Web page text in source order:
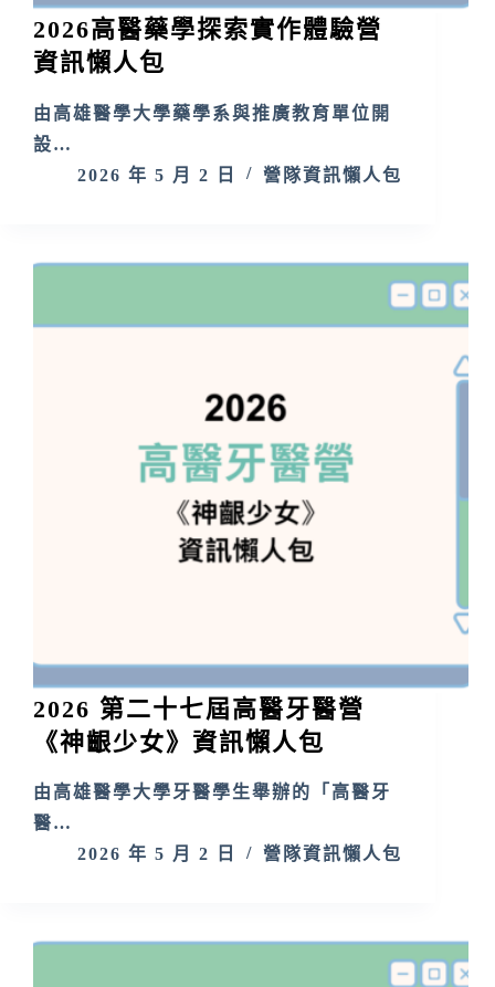
2026高醫藥學探索實作體驗營
資訊懶人包
由高雄醫學大學藥學系與推廣教育單位開
設…
2026 年 5 月 2 日
營隊資訊懶人包
2026 第二十七屆高醫牙醫營
《神齦少女》資訊懶人包
由高雄醫學大學牙醫學生舉辦的「高醫牙
醫…
2026 年 5 月 2 日
營隊資訊懶人包